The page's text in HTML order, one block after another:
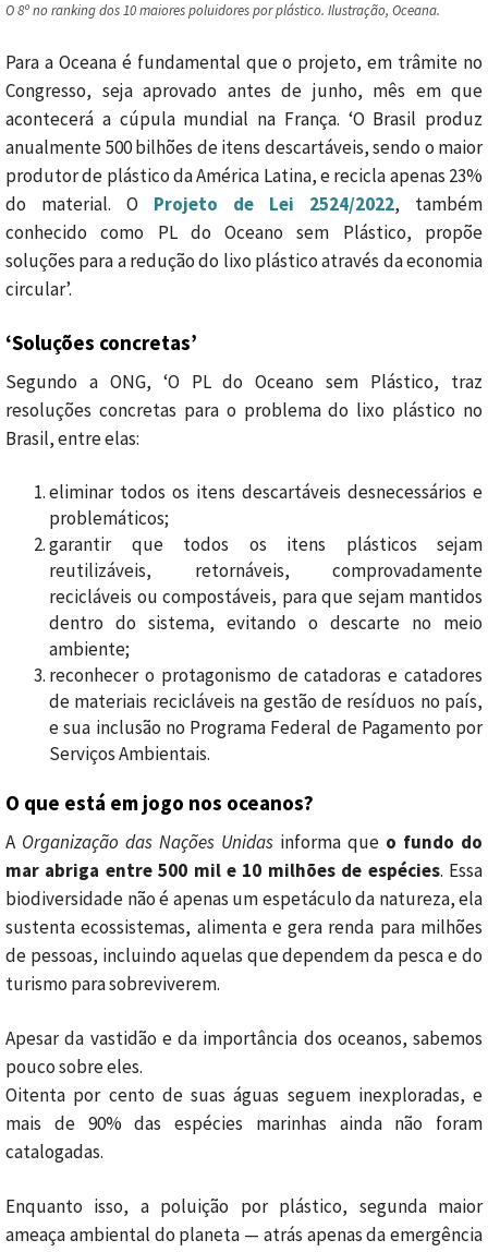
O 8º no ranking dos 10 maiores poluidores por plástico. Ilustração, Oceana.
Para a Oceana é fundamental que o projeto, em trâmite no
Congresso, seja aprovado antes de junho, mês em que
acontecerá a cúpula mundial na França. ‘O Brasil produz
anualmente 500 bilhões de itens descartáveis, sendo o maior
produtor de plástico da América Latina, e recicla apenas 23%
do material. O Projeto de Lei 2524/2022, também
conhecido como PL do Oceano sem Plástico, propõe
soluções para a redução do lixo plástico através da economia
circular’.
‘Soluções concretas’
Segundo a ONG, ‘O PL do Oceano sem Plástico, traz
resoluções concretas para o problema do lixo plástico no
Brasil, entre elas:
eliminar todos os itens descartáveis desnecessários e
problemáticos;
garantir que todos os itens plásticos sejam
reutilizáveis, retornáveis, comprovadamente
recicláveis ou compostáveis, para que sejam mantidos
dentro do sistema, evitando o descarte no meio
ambiente;
reconhecer o protagonismo de catadoras e catadores
de materiais recicláveis na gestão de resíduos no país,
e sua inclusão no Programa Federal de Pagamento por
Serviços Ambientais.
O que está em jogo nos oceanos?
A Organização das Nações Unidas informa que o fundo do
mar abriga entre 500 mil e 10 milhões de espécies. Essa
biodiversidade não é apenas um espetáculo da natureza, ela
sustenta ecossistemas, alimenta e gera renda para milhões
de pessoas, incluindo aquelas que dependem da pesca e do
turismo para sobreviverem.
Apesar da vastidão e da importância dos oceanos, sabemos
pouco sobre eles.
Oitenta por cento de suas águas seguem inexploradas, e
mais de 90% das espécies marinhas ainda não foram
catalogadas.
Enquanto isso, a poluição por plástico, segunda maior
ameaça ambiental do planeta — atrás apenas da emergência